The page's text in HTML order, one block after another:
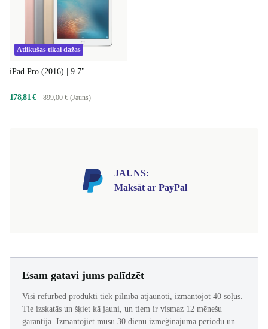
Atlikušas tikai dažas
iPad Pro (2016) | 9.7"
178,81 € 899,00 € (Jauns)
JAUNS:
Maksāt ar PayPal
Esam gatavi jums palīdzēt
Visi refurbed produkti tiek pilnībā atjaunoti, izmantojot 40 soļus.
Tie izskatās un šķiet kā jauni, un tiem ir vismaz 12 mēnešu
garantija. Izmantojiet mūsu 30 dienu izmēģinājuma periodu un